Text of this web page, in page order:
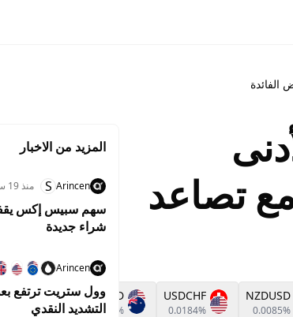
منذ يناير 2022 مع تصاعد
NZDUSD
0.0085%
USDCHF
0.0184%
AUDUSD
0.0425%
0.0042%
المزيد من الاخبار
Arincen
S منذ 19 ساعة
شراء جديدة
Arincen
وول ستريت ترتفع
التشديد النقدي